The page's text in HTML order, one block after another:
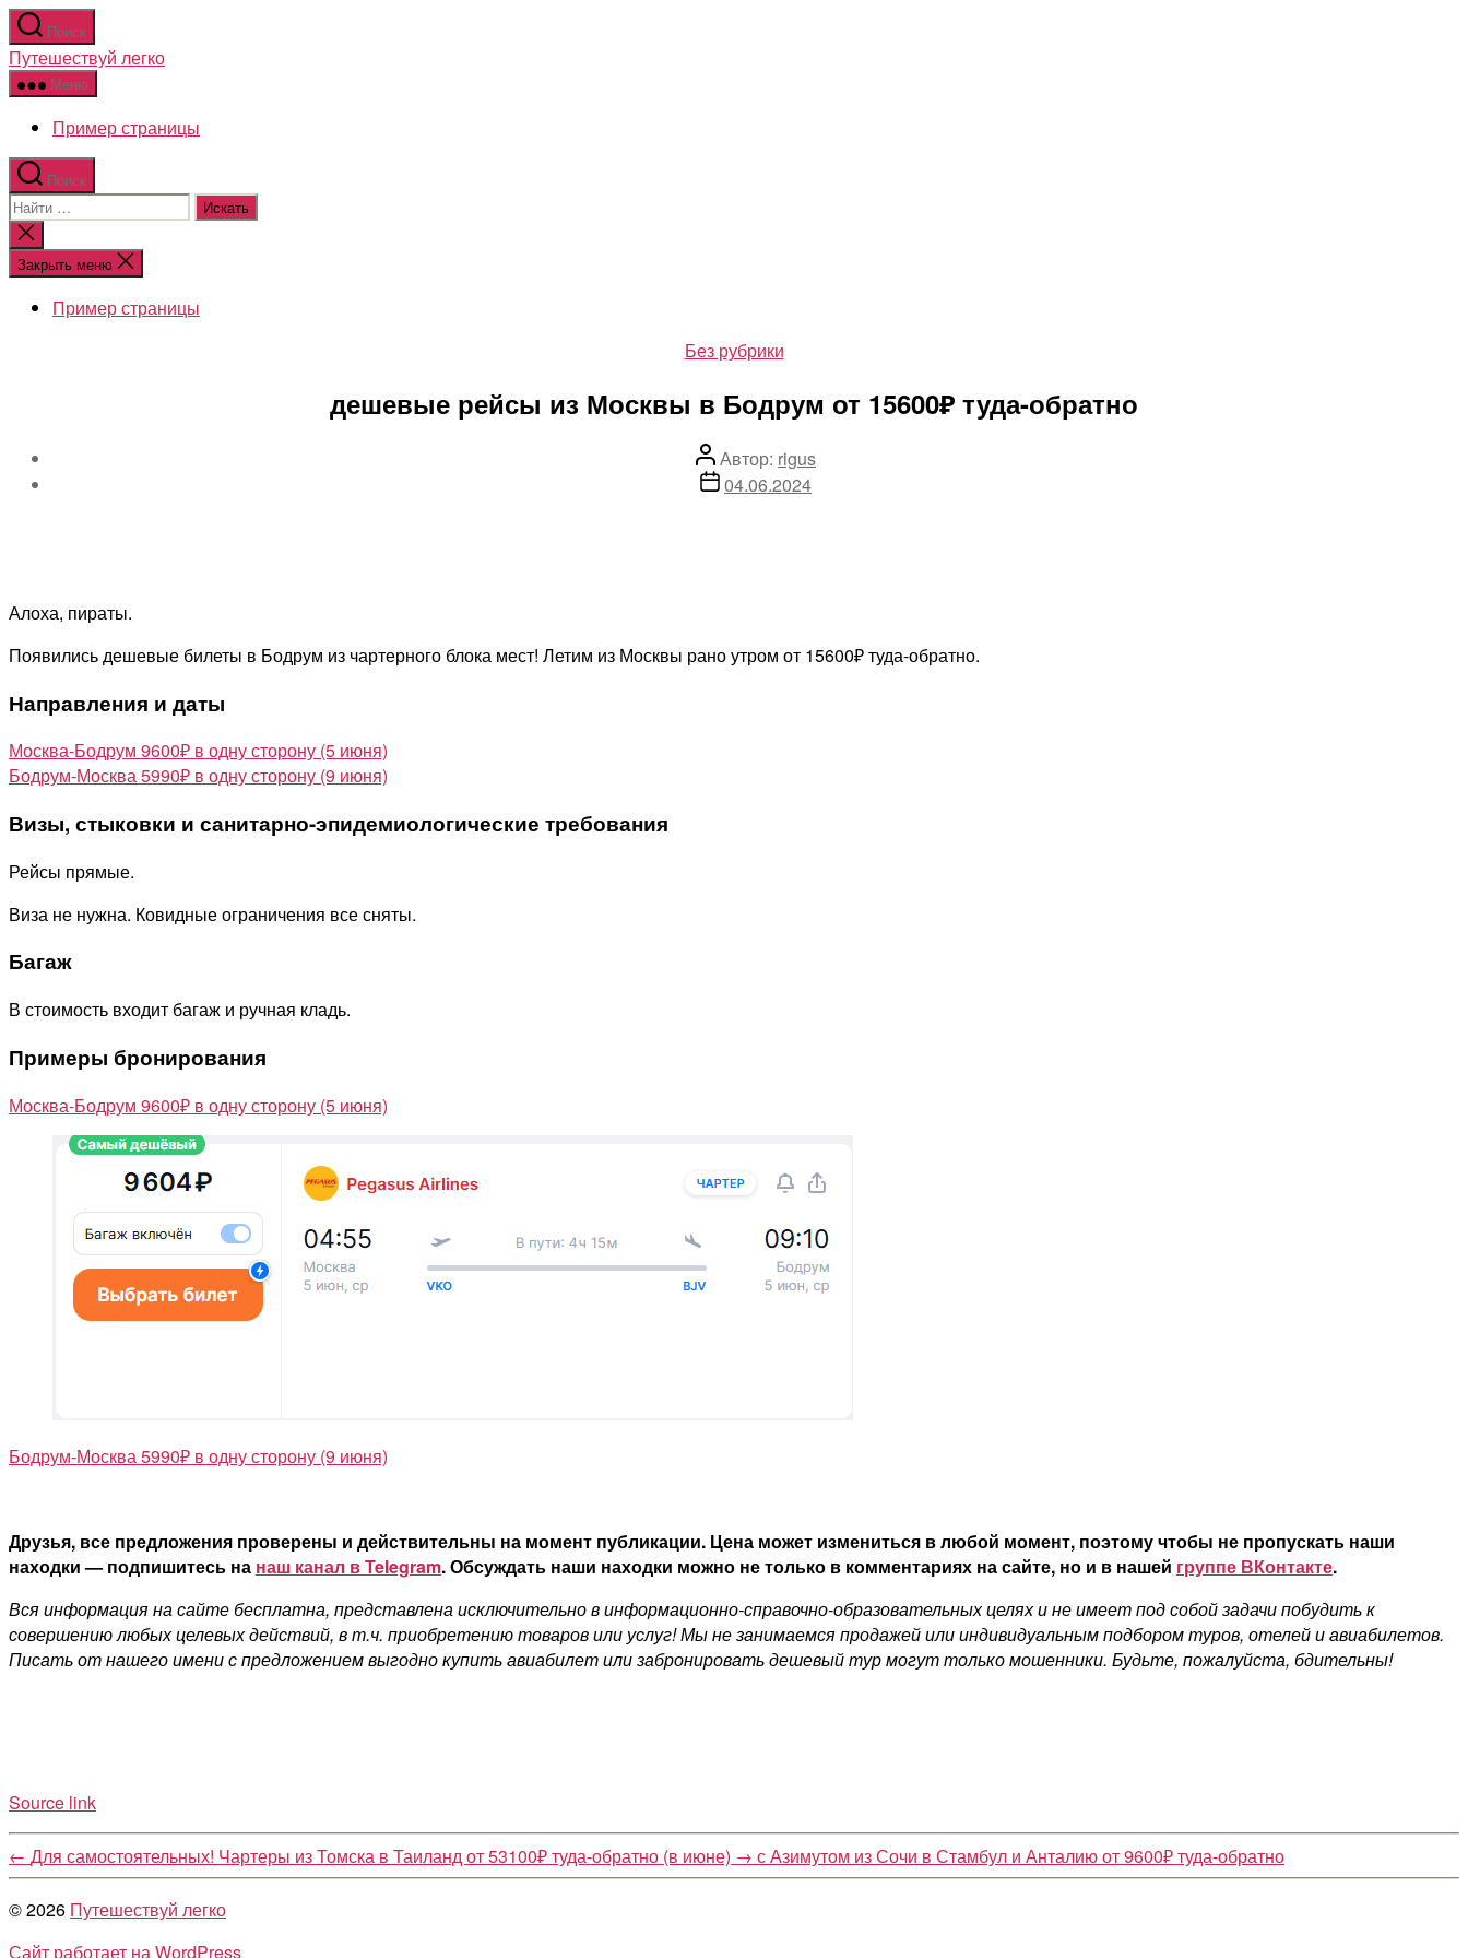
Перейти
к
содержимому
Поиск
Путешествуй легко
Меню
Пример страницы
Поиск
Поиск:
Закрыть
поиск
Закрыть меню
Пример страницы
Рубрики
Без рубрики
дешевые рейсы из Москвы в Бодрум от 15600₽ туда-обратно
Автор
записи
Автор: rigus
Дата04.06.2024
Алоха, пираты.
Появились дешевые билеты в Бодрум из чартерного блока мест! Летим из Москвы рано утром от 15600₽ туда-обратно.
Направления и даты
Москва-Бодрум 9600₽ в одну сторону (5 июня)
Бодрум-Москва 5990₽ в одну сторону (9 июня)
Визы, стыковки и санитарно-эпидемиологические требования
Рейсы прямые.
Виза не нужна. Ковидные ограничения все сняты.
Багаж
В стоимость входит багаж и ручная кладь.
Примеры бронирования
Москва-Бодрум 9600₽ в одну сторону (5 июня)
Бодрум-Москва 5990₽ в одну сторону (9 июня)
Друзья, все предложения проверены и действительны на момент публикации. Цена может измениться в любой момент, поэтому чтобы не пропускать наши
находки — подпишитесь на наш канал в Telegram. Обсуждать наши находки можно не только в комментариях на сайте, но и в нашей группе ВКонтакте.
Вся информация на сайте бесплатна, представлена исключительно в информационно-справочно-образовательных целях и не имеет под собой задачи побудить к
совершению любых целевых действий, в т.ч. приобретению товаров или услуг! Мы не занимаемся продажей или индивидуальным подбором туров, отелей и авиабилетов.
Писать от нашего имени с предложением выгодно купить авиабилет или забронировать дешевый тур могут только мошенники. Будьте, пожалуйста, бдительны!
Source link
← Для самостоятельных! Чартеры из Томска в Таиланд от 53100₽ туда-обратно (в июне) → с Азимутом из Сочи в Стамбул и Анталию от 9600₽ туда-обратно
© 2026 Путешествуй легко
Сайт работает на WordPress